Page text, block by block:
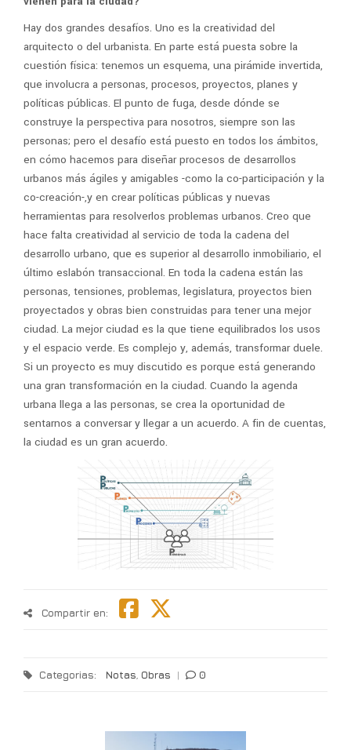
Hay dos grandes desafíos. Uno es la creatividad del
arquitecto o del urbanista. En parte está puesta sobre la
cuestión física: tenemos un esquema, una pirámide invertida,
que involucra a personas, procesos, proyectos, planes y
políticas públicas. El punto de fuga, desde dónde se
construye la perspectiva para nosotros, siempre son las
personas; pero el desafío está puesto en todos los ámbitos,
en cómo hacemos para diseñar procesos de desarrollos
urbanos más ágiles y amigables -como la co-participación y la
co-creación-,y en crear políticas públicas y nuevas
herramientas para resolverlos problemas urbanos. Creo que
hace falta creatividad al servicio de toda la cadena del
desarrollo urbano, que es superior al desarrollo inmobiliario, el
último eslabón transaccional. En toda la cadena están las
personas, tensiones, problemas, legislatura, proyectos bien
proyectados y obras bien construidas para tener una mejor
ciudad. La mejor ciudad es la que tiene equilibrados los usos
y el espacio verde. Es complejo y, además, transformar duele.
Si un proyecto es muy discutido es porque está generando
una gran transformación en la ciudad. Cuando la agenda
urbana llega a las personas, se crea la oportunidad de
sentarnos a conversar y llegar a un acuerdo. A fin de cuentas,
la ciudad es un gran acuerdo.
Compartir en:
Categorias: Notas Obras | 0